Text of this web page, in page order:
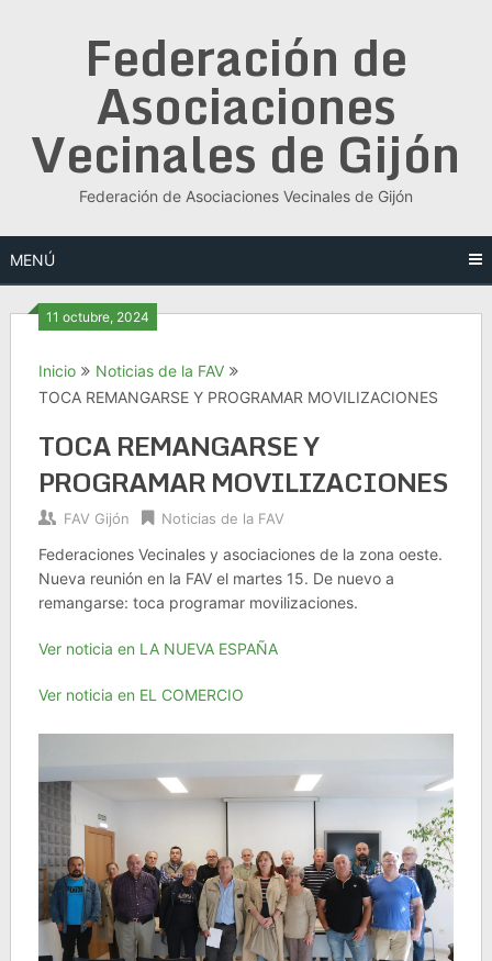
Federación de
Asociaciones
Vecinales de Gijón
Federación de Asociaciones Vecinales de Gijón
MENÚ
11 octubre, 2024
Inicio
Noticias de la FAV
TOCA REMANGARSE Y PROGRAMAR MOVILIZACIONES
TOCA REMANGARSE Y
PROGRAMAR MOVILIZACIONES
FAV Gijón Noticias de la FAV
Federaciones Vecinales y asociaciones de la zona oeste.
Nueva reunión en la FAV el martes 15. De nuevo a
remangarse: toca programar movilizaciones.
Ver noticia en LA NUEVA ESPAÑA
Ver noticia en EL COMERCIO